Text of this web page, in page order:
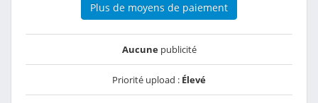
Plus de moyens de paiement
Aucunepublicité
Priorité upload : Élevé